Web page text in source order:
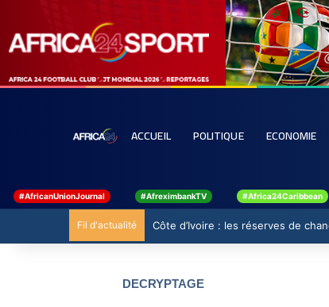
ACCUEIL POLITIQUE ECONOMIE
#AfricanUnionJournal #AfreximbankTV #Africa24Caribbean
Fil d'actualité Côte d’Ivoire : les réserves de
DECRYPTAGE